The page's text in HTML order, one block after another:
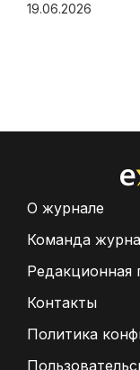
19.06.2026
О журнале
Команда
Редакционная
Контакты
Политика